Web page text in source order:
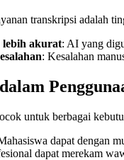
transkripsi adalah
lebih akurat: AI yang
: Kesalahan
untuk berbagai
dapat dengan
dapat merekam